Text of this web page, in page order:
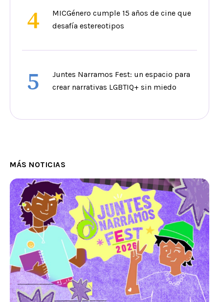
4
MICGénero cumple 15 años de cine que
desafía estereotipos
5
Juntes Narramos Fest: un espacio para
crear narrativas LGBTIQ+ sin miedo
MÁS NOTICIAS